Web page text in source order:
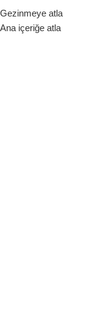
Gezinmeye atla
Ana içeriğe atla
Siparişleriniz 1